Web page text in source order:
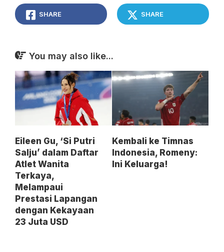
SHARE SHARE
You may also like...
Eileen Gu, ‘Si Putri
Salju’ dalam Daftar
Atlet Wanita
Terkaya,
Melampaui
Prestasi Lapangan
dengan Kekayaan
23 Juta USD
Kembali ke Timnas
Indonesia, Romeny:
Ini Keluarga!